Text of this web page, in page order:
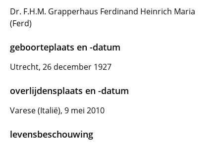
Dr. F.H.M. Grapperhaus Ferdinand Heinrich Maria
(Ferd)
geboorteplaats en -datum
Utrecht, 26 december 1927
overlijdensplaats en -datum
Varese (Italië), 9 mei 2010
levensbeschouwing